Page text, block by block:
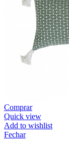
Comprar
Quick view
Add to wishlist
Fechar